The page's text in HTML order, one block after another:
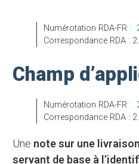
Numérotation RDA-FR :
Correspondance RDA :
Champ
Numérotation RDA-FR :
Correspondance RDA :
Une note sur une
servant de base à